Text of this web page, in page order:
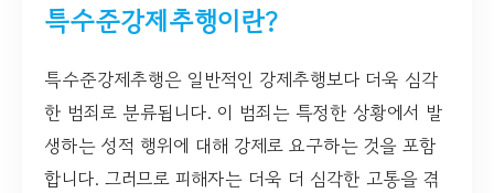
특수준강제추행이란?
특수준강제추행은 일반적인 강제추행보다 더욱 심각
한 범죄로 분류됩니다. 이 범죄는 특정한 상황에서 발
생하는 성적 행위에 대해 강제로 요구하는 것을 포함
합니다. 그러므로 피해자는 더욱 더 심각한 고통을 겪